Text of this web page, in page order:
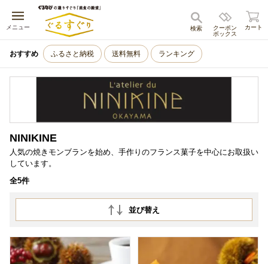
メニュー
キャンセル
クーポン
ボックス
検索 カート
おすすめ ふるさと納税 送料無料 ランキング
NINIKINE
人気の焼きモンブランを始め、手作りのフランス菓子を中心にお取扱い
しています。
全5件
並び替え